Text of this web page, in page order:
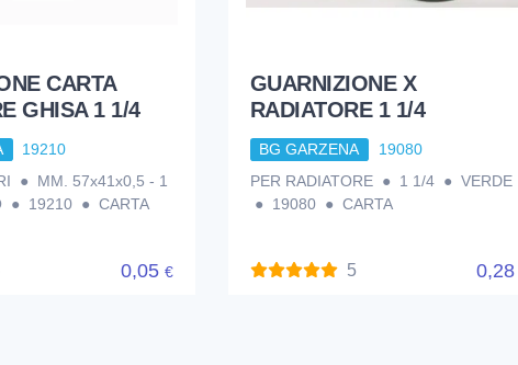
CARTA
GHISA 1 1/4
19210
● MM. 57x41x0,5 - 1
● 19210 ● CARTA
0,05 €
GUARNIZIONE X
RADIATORE 1 1/4
BG GARZENA
19080
PER RADIATORE ● 1 1/4 ● VERDE
● 19080 ● CARTA
5